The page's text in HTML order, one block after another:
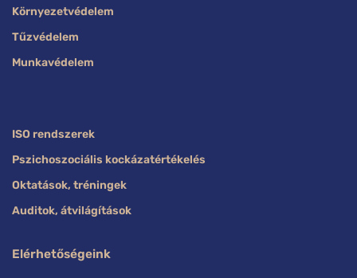
Környezetvédelem
Tűzvédelem
Munkavédelem
ISO rendszerek
Pszichoszociális kockázatértékelés
Oktatások, tréningek
Auditok, átvilágítások
Elérhetőségeink